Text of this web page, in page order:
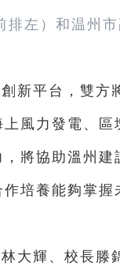
排左）和温州
新平台，雙方
風力發電、
將協助溫州
培養能夠掌
大輝、校長滕